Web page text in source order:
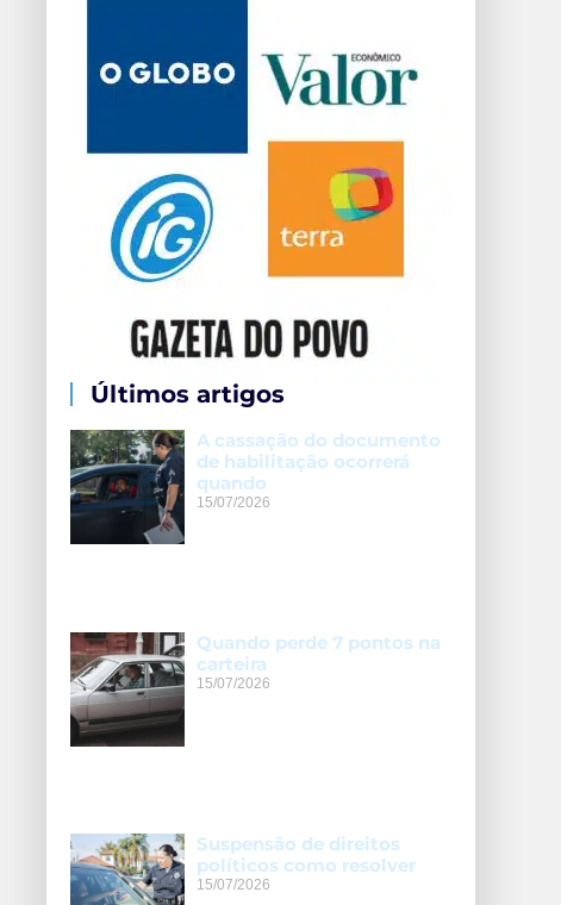
Últimos artigos
A cassação do documento
de habilitação ocorrerá
quando
15/07/2026
Quando perde 7 pontos na
carteira
15/07/2026
Suspensão de direitos
políticos como resolver
15/07/2026